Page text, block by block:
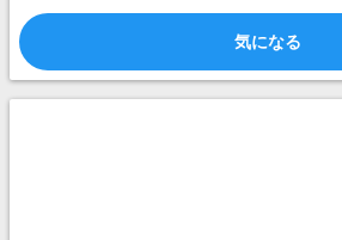
気になる